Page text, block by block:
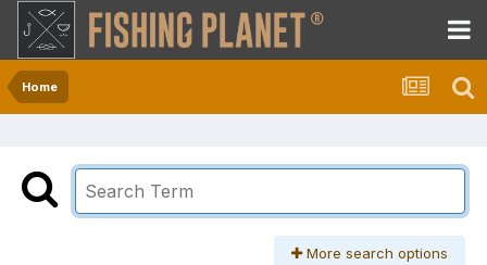
Home
More search options